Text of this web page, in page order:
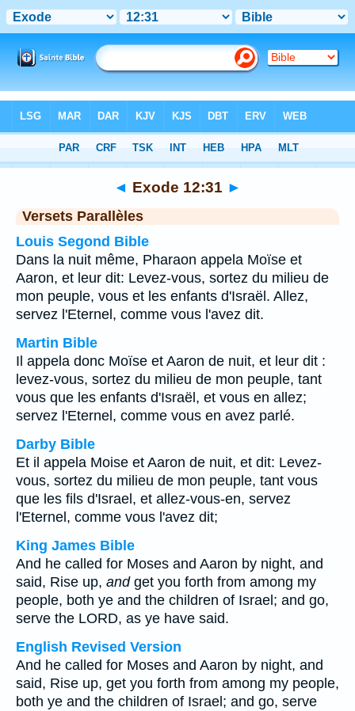
Chapitre 12> Verset 31
◄ Exode 12:31 ►
Versets Parallèles
Louis Segond Bible
Dans la nuit même, Pharaon appela Moïse et
Aaron, et leur dit: Levez-vous, sortez du milieu de
mon peuple, vous et les enfants d'Israël. Allez,
servez l'Eternel, comme vous l'avez dit.
Martin Bible
Il appela donc Moïse et Aaron de nuit, et leur dit :
levez-vous, sortez du milieu de mon peuple, tant
vous que les enfants d'Israël, et vous en allez;
servez l'Eternel, comme vous en avez parlé.
Darby Bible
Et il appela Moise et Aaron de nuit, et dit: Levez-
vous, sortez du milieu de mon peuple, tant vous
que les fils d'Israel, et allez-vous-en, servez
l'Eternel, comme vous l'avez dit;
King James Bible
And he called for Moses and Aaron by night, and
said, Rise up, andget you forth from among my
people, both ye and the children of Israel; and go,
serve the LORD, as ye have said.
English Revised Version
And he called for Moses and Aaron by night, and
said, Rise up, get you forth from among my people,
both ye and the children of Israel; and go, serve